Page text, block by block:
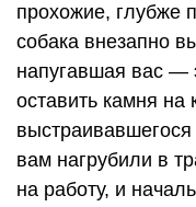
прохожие, глубже
собака внезапно
напугавшая вас —
оставить камня на
вам нагрубили в
на работу, и